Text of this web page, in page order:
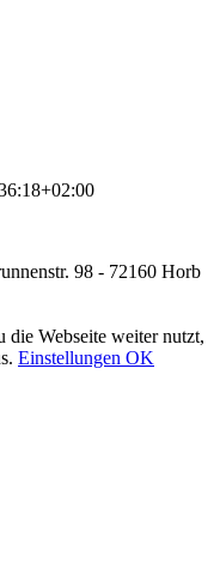
98 - 72160 Horb
die Webseite weiter nutzt,
Einstellungen OK